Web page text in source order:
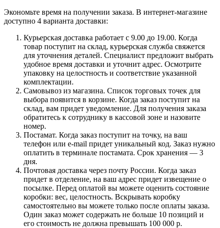
Экономьте время на получении заказа. В интернет-магазине
доступно 4 варианта доставки:
Курьерская доставка работает с 9.00 до 19.00. Когда
товар поступит на склад, курьерская служба свяжется
для уточнения деталей. Специалист предложит выбрать
удобное время доставки и уточнит адрес. Осмотрите
упаковку на целостность и соответствие указанной
комплектации.
Самовывоз из магазина. Список торговых точек для
выбора появится в корзине. Когда заказ поступит на
склад, вам придет уведомление. Для получения заказа
обратитесь к сотруднику в кассовой зоне и назовите
номер.
Постамат. Когда заказ поступит на точку, на ваш
телефон или e-mail придет уникальный код. Заказ нужно
оплатить в терминале постамата. Срок хранения — 3
дня.
Почтовая доставка через почту России. Когда заказ
придет в отделение, на ваш адрес придет извещение о
посылке. Перед оплатой вы можете оценить состояние
коробки: вес, целостность. Вскрывать коробку
самостоятельно вы можете только после оплаты заказа.
Один заказ может содержать не больше 10 позиций и
его стоимость не должна превышать 100 000 р.